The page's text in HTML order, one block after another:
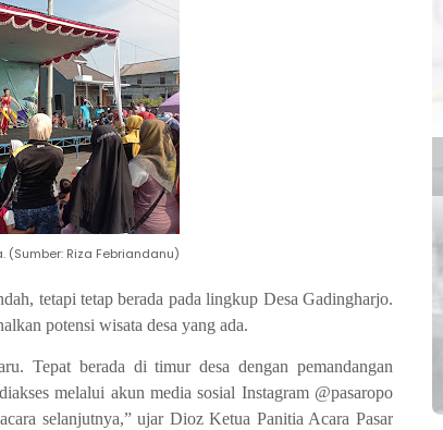
Riza Febriandanu)
tetapi tetap berada pada lingkup Desa Gadingharjo.
potensi wisata desa yang ada.
Tepat berada di timur desa dengan pemandangan
melalui akun media sosial Instagram @pasaropo
selanjutnya,” ujar Dioz Ketua Panitia Acara Pasar